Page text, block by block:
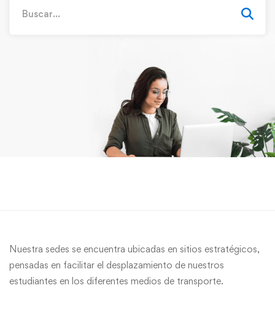
Nuestra sedes se encuentra ubicadas en sitios estratégicos,
pensadas en facilitar el desplazamiento de nuestros
estudiantes en los diferentes medios de transporte.